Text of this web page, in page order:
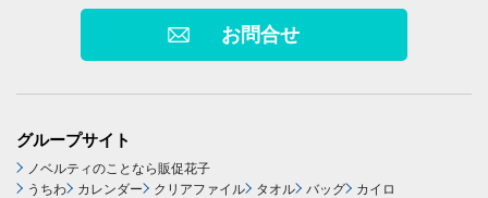
お問合せ
グループサイト
ノベルティのことなら販促花子
うちわ
カレンダー クリアファイル タオル バッグ カイロ